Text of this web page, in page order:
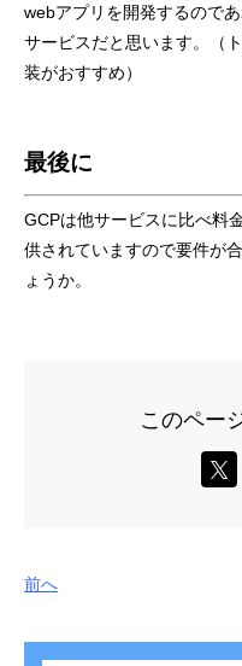
webアプリを開発するので
サービスだと思います。（
装がおすすめ）
最後に
GCPは他サービスに比べ料
供されていますので要件が
ょうか。
このペー
前へ